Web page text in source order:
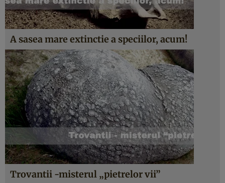
A sasea mare extinctie a speciilor, acum!
Trovantii -misterul „pietrelor vii”